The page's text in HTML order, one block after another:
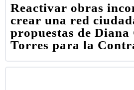
Reactivar obras
crear una red
propuestas de
Torres para la